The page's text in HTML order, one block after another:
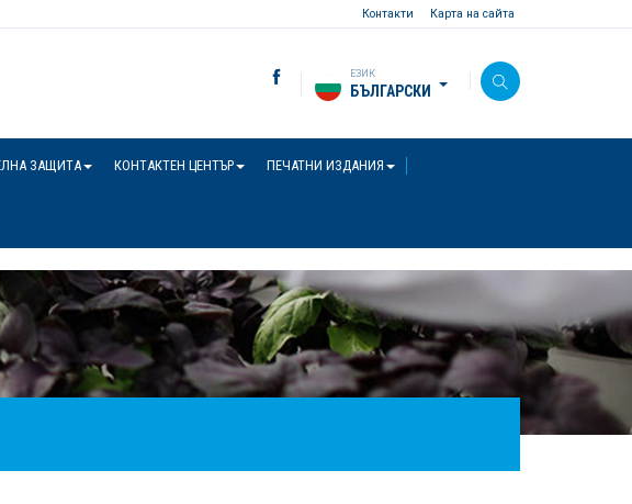
Контакти Карта на сайта
ЕЗИК
БЪЛГАРСКИ
ЗАЩИТА КОНТАКТЕН ЦЕНТЪР ПЕЧАТНИ ИЗДАНИЯ